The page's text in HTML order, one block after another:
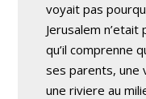
voyait pas
Jerusalem n’etait
qu’il comprenne
ses parents, une
une riviere au